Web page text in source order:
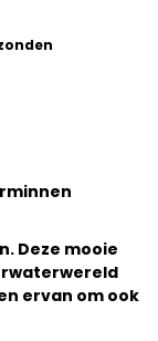
Deze mooie
ervan om ook